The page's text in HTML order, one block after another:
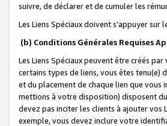
suivre, de déclarer et de cumuler les
Les Liens Spéciaux doivent s'appuyer
(b) Conditions Générales Requises
Les Liens Spéciaux peuvent être créés
certains types de liens, vous êtes tenu(e)
et du placement de chaque lien que vous
mettions à votre disposition) disposent
devez pas inciter les clients à ajouter vos
exemple, vous devez inclure votre